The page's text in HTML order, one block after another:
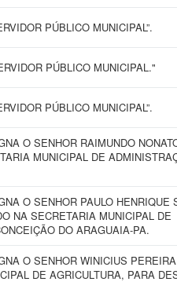
PÚBLICO MUNICIPAL”.
PÚBLICO MUNICIPAL."
PÚBLICO MUNICIPAL”.
O SENHOR RAIMUNDO
MUNICIPAL DE
O SENHOR PAULO HENRIQUE
NA SECRETARIA MUNICIPAL DE
DO ARAGUAIA-PA.
O SENHOR WINICIUS
DE AGRICULTURA, PARA